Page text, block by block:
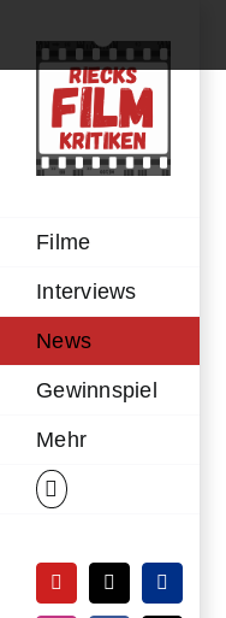
Inhalt
springen
Filme
Interviews
News
Gewinnspiel
Mehr
YouTubeTiktokPayPal
Berlinale eröffnet:
| Die Legende des